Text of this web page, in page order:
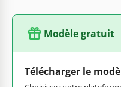
Modèle gratuit
Télécharger le